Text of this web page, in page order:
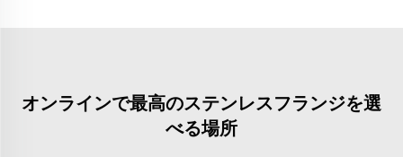
オンラインで最高のステンレスフランジを選
べる場所